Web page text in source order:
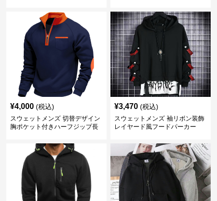
¥4,000 (税込)
スウェットメンズ 切替デザイン
胸ポケット付きハーフジップ長
¥3,470 (税込)
スウェットメンズ 袖リボン装飾
レイヤード風フードパーカー